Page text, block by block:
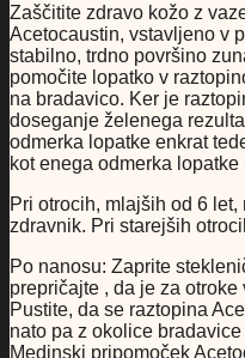
Zaščitite zdravo kožo z
Acetocaustin, vstavljeno v
stabilno, trdno površino
pomočite lopatko v
na bradavico. Ker je
doseganje želenega
odmerka lopatke enkrat
kot enega odmerka lopatke
Pri otrocih, mlajših od 6
zdravnik. Pri starejših
Po nanosu: Zaprite
prepričajte , da je za
Pustite, da se raztopina
nato pa z okolice
Medinski pripomoček